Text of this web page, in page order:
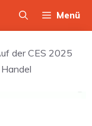
Menü
der CES 2025